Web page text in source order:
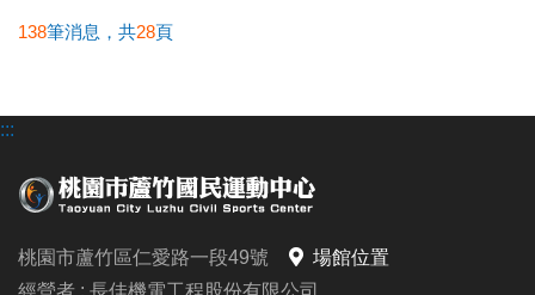
138筆消息，共28頁
:::
桃園市蘆竹區仁愛路一段49號
場館位置
經營者 : 長佳機電工程股份有限公司